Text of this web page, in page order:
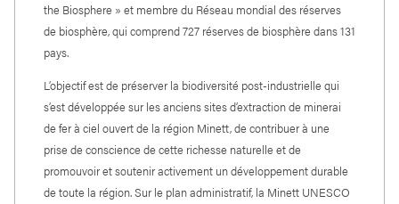
the Biosphere » et membre du Réseau mondial des réserves
de biosphère, qui comprend 727 réserves de biosphère dans 131
pays.
L’objectif est de préserver la biodiversité post-industrielle qui
s’est développée sur les anciens sites d’extraction de minerai
de fer à ciel ouvert de la région Minett, de contribuer à une
prise de conscience de cette richesse naturelle et de
promouvoir et soutenir activement un développement durable
de toute la région. Sur le plan administratif, la Minett UNESCO